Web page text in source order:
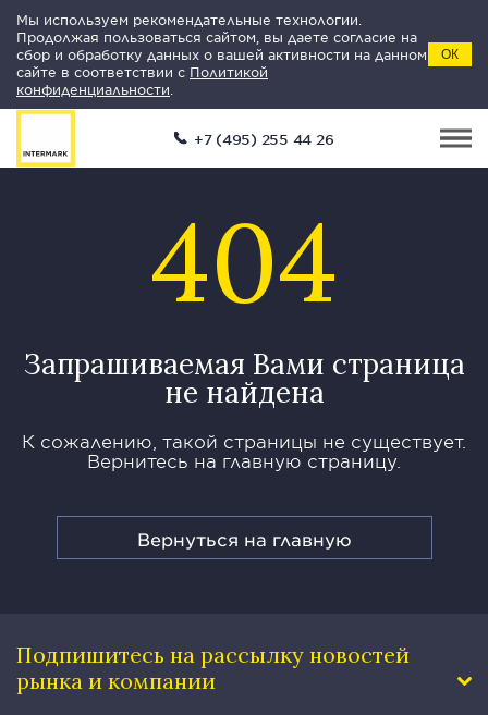
Мы используем рекомендательные технологии.
Продолжая пользоваться сайтом, вы даете согласие на
сбор и обработку данных о вашей активности на данном
сайте в соответствии с Политикой
конфиденциальности
ОК
+7 (495) 255 44 26
404
Запрашиваемая Вами страница
не найдена
К сожалению, такой страницы не существует.
Вернитесь на главную страницу.
Вернуться на главную
Подпишитесь на рассылку новостей
рынка и компании